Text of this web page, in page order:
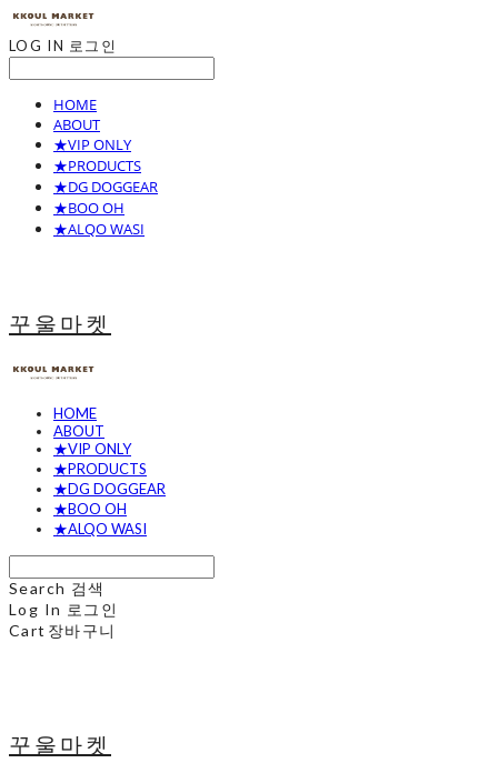
LOG IN 로그인
HOME
ABOUT
★VIP ONLY
★PRODUCTS
★DG DOGGEAR
★BOO OH
★ALQO WASI
꾸울마켓
HOME
ABOUT
★VIP ONLY
★PRODUCTS
★DG DOGGEAR
★BOO OH
★ALQO WASI
Search 검색
Log In 로그인
Cart 장바구니
꾸울마켓